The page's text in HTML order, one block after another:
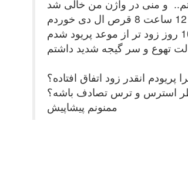
انقدر زود اتفاق افتاده؟
استرس و ترس تصادف باشه؟
ممنونم پیشاپیش